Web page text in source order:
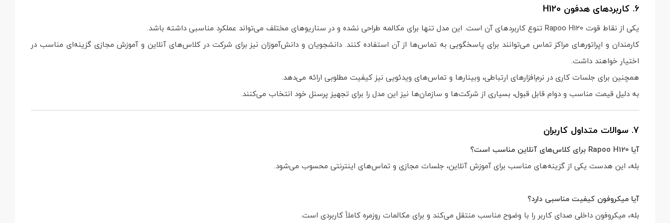
6. کاربردهای هدفون H120
یکی از نقاط قوت Rapoo H120 تنوع کاربردهای آن است. این مدل تنها برای مکالمه طراحی نشده و در سناریوهای مختلف می‌تواند عملکرد مناسبی داشته باشد.
کارمندان و اپراتورهای مراکز تماس می‌توانند برای پاسخگویی به تماس‌ها از آن استفاده کنند. دانشجویان و دانش‌آموزان نیز برای شرکت در کلاس‌های آنلاین و آموزش مجازی گزینه‌ای مناسب در
اختیار خواهند داشت.
همچنین برای جلسات کاری در نرم‌افزارهای ارتباطی، وبینارها و تماس‌های ویدئویی نیز کیفیت مطلوبی ارائه می‌دهد.
به دلیل قیمت مناسب و دوام قابل قبول، بسیاری از شرکت‌ها و سازمان‌ها نیز این مدل را برای تجهیز پرسنل خود انتخاب می‌کنند.
7. سوالات متداول کاربران
آیا Rapoo H120 برای کلاس‌های آنلاین مناسب است؟
بله، این هدست یکی از گزینه‌های مناسب برای آموزش آنلاین، جلسات مجازی و تماس‌های اینترنتی محسوب می‌شود.
آیا میکروفون کیفیت مناسبی دارد؟
بله، میکروفون داخلی صدای کاربر را با وضوح مناسب منتقل می‌کند و برای مکالمات روزمره کاملاً کاربردی است.